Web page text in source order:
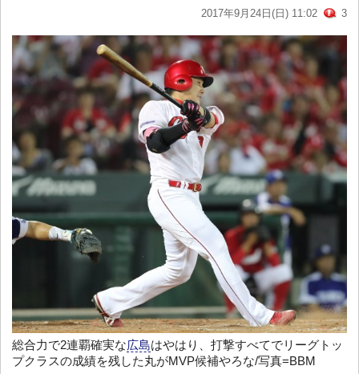
2017年9月24日(日) 11:02 3
総合力で2連覇確実な広島はやはり、打撃すべてでリーグトッ
プクラスの成績を残した丸がMVP候補やろな/写真=BBM